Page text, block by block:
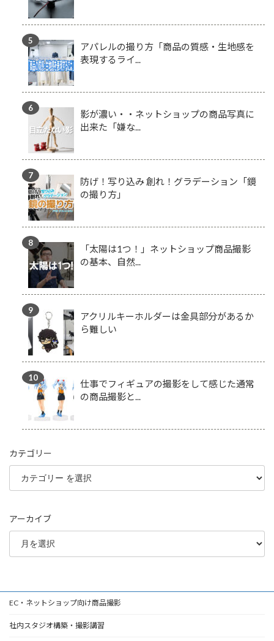
アパレルの撮り方「商品の質感・生地感を
表現するライ...
影が濃い・・ネットショップの商品写真に
出来た「嫌な...
防げ！写り込み 創れ！グラデーション「鏡
の撮り方」
「太陽は1つ！」ネットショップ商品撮影
の基本、自然...
アクリルキーホルダーは金具部分があるか
ら難しい
仕事でフィギュアの撮影をして感じた通常
の商品撮影と...
カテゴリー
アーカイブ
EC・ネットショップ向け商品撮影
社内スタジオ構築・撮影講習